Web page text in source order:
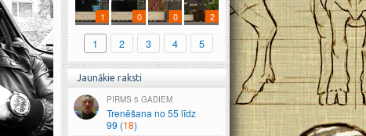
1 0 0 2
1 2 3 4 5
Jaunākie raksti
5 GADIEM
Trenēšana no 55 līdz
99 (18)